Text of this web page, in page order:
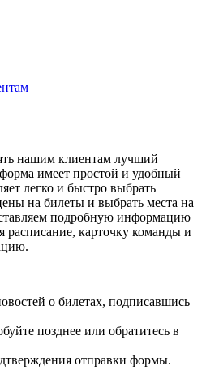
нашим клиентам лучший
имеет простой и удобный
легко и быстро выбрать
на билеты и выбрать места на
подробную информацию
карточку команды и
о билетах, подписавшись
позднее или обратитесь в
отправки формы.